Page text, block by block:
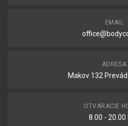
EMAIL
ADRESA
Makov 132
OTVÁRACIE
8.00 - 20.00